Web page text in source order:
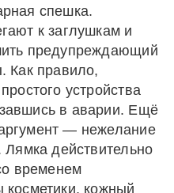
спешка.
к заглушкам и
предупреждающий
Как правило,
устройства
в аварии. Ещё
— нежелание
Лямка действительно
временем
кожный